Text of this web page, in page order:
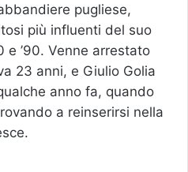
pugliese,
più influenti del suo
e ’90. Venne arrestato
23 anni, e Giulio Golia
anno fa, quando
a reinserirsi nella